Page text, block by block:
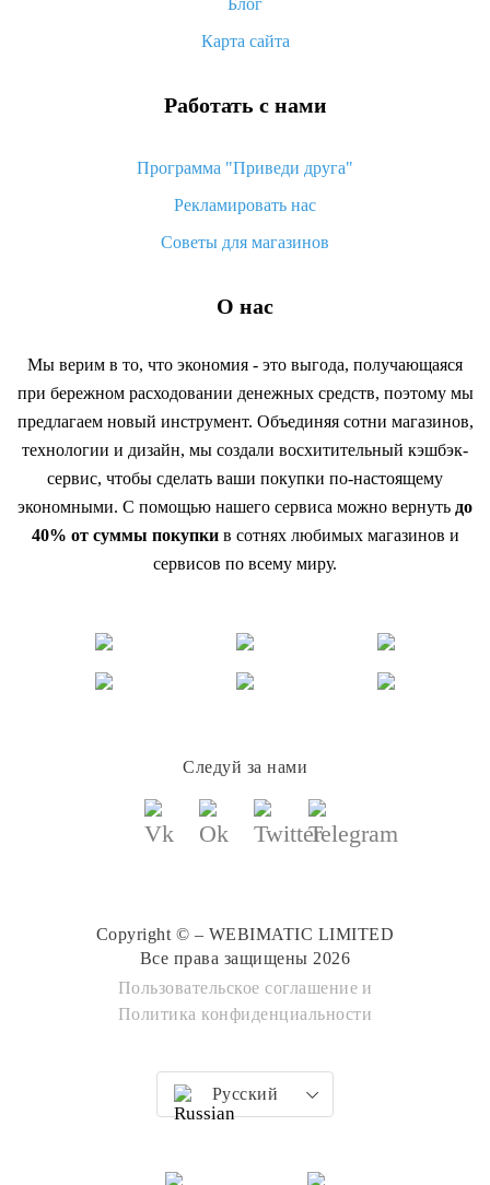
Блог
Карта сайта
Работать с нами
Программа "Приведи друга"
Рекламировать нас
Советы для магазинов
О нас
Мы верим в то, что экономия - это выгода, получающаяся
при бережном расходовании денежных средств, поэтому мы
предлагаем новый инструмент. Объединяя сотни магазинов,
технологии и дизайн, мы создали восхитительный кэшбэк-
сервис, чтобы сделать ваши покупки по-настоящему
экономными. С помощью нашего сервиса можно вернуть до
40% от суммы покупкив сотнях любимых магазинов и
сервисов по всему миру.
Следуй за нами
Copyright © – WEBIMATIC LIMITED
Все права защищены 2026
Пользовательское соглашение и
Политика конфиденциальности
Русский